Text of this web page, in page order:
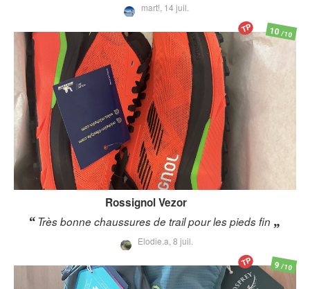
mart!, 14 juil.
RossignolVezor
Très bonne chaussures de trail pour les pieds fin
Elodie.a, 8 juil.
10/10
TP
9/10
TP